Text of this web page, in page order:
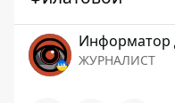
Информатор
ЖУРНАЛИСТ